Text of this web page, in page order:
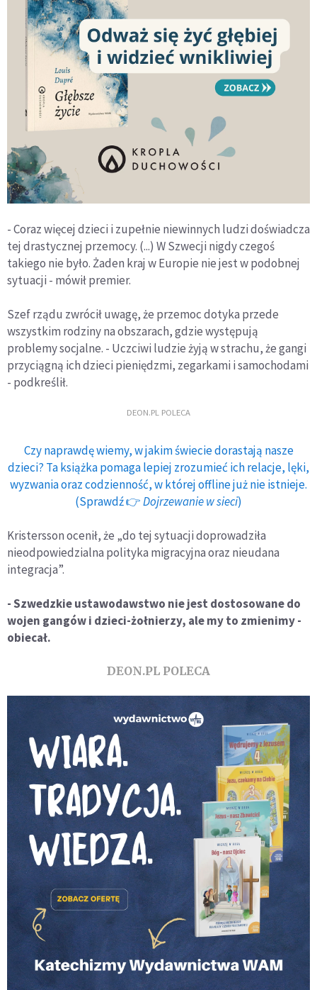
- Coraz więcej dzieci i zupełnie niewinnych ludzi doświadcza
tej drastycznej przemocy. (...) W Szwecji nigdy czegoś
takiego nie było. Żaden kraj w Europie nie jest w podobnej
sytuacji - mówił premier.
Szef rządu zwrócił uwagę, że przemoc dotyka przede
wszystkim rodziny na obszarach, gdzie występują
problemy socjalne. - Uczciwi ludzie żyją w strachu, że gangi
przyciągną ich dzieci pieniędzmi, zegarkami i samochodami
- podkreślił.
DEON.PL POLECA
Czy naprawdę wiemy, w jakim świecie dorastają nasze
dzieci? Ta książka pomaga lepiej zrozumieć ich relacje, lęki,
wyzwania oraz codzienność, w której offline już nie istnieje.
(Sprawdź 👉Dojrzewanie w sieci)
Kristersson ocenił, że „do tej sytuacji doprowadziła
nieodpowiedzialna polityka migracyjna oraz nieudana
integracja”.
- Szwedzkie ustawodawstwo nie jest dostosowane do
wojen gangów i dzieci-żołnierzy, ale my to zmienimy -
obiecał.
DEON.PL POLECA